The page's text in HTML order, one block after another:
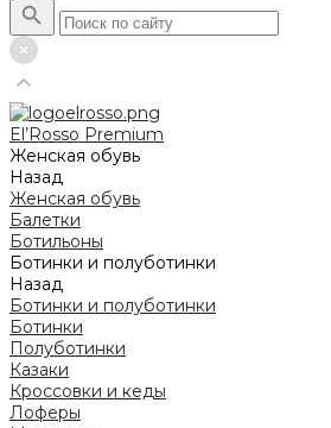
El’Rosso Premium
Женская обувь
Назад
Женская обувь
Балетки
Ботильоны
Ботинки и полуботинки
Назад
Ботинки и полуботинки
Ботинки
Полуботинки
Казаки
Кроссовки и кеды
Лоферы